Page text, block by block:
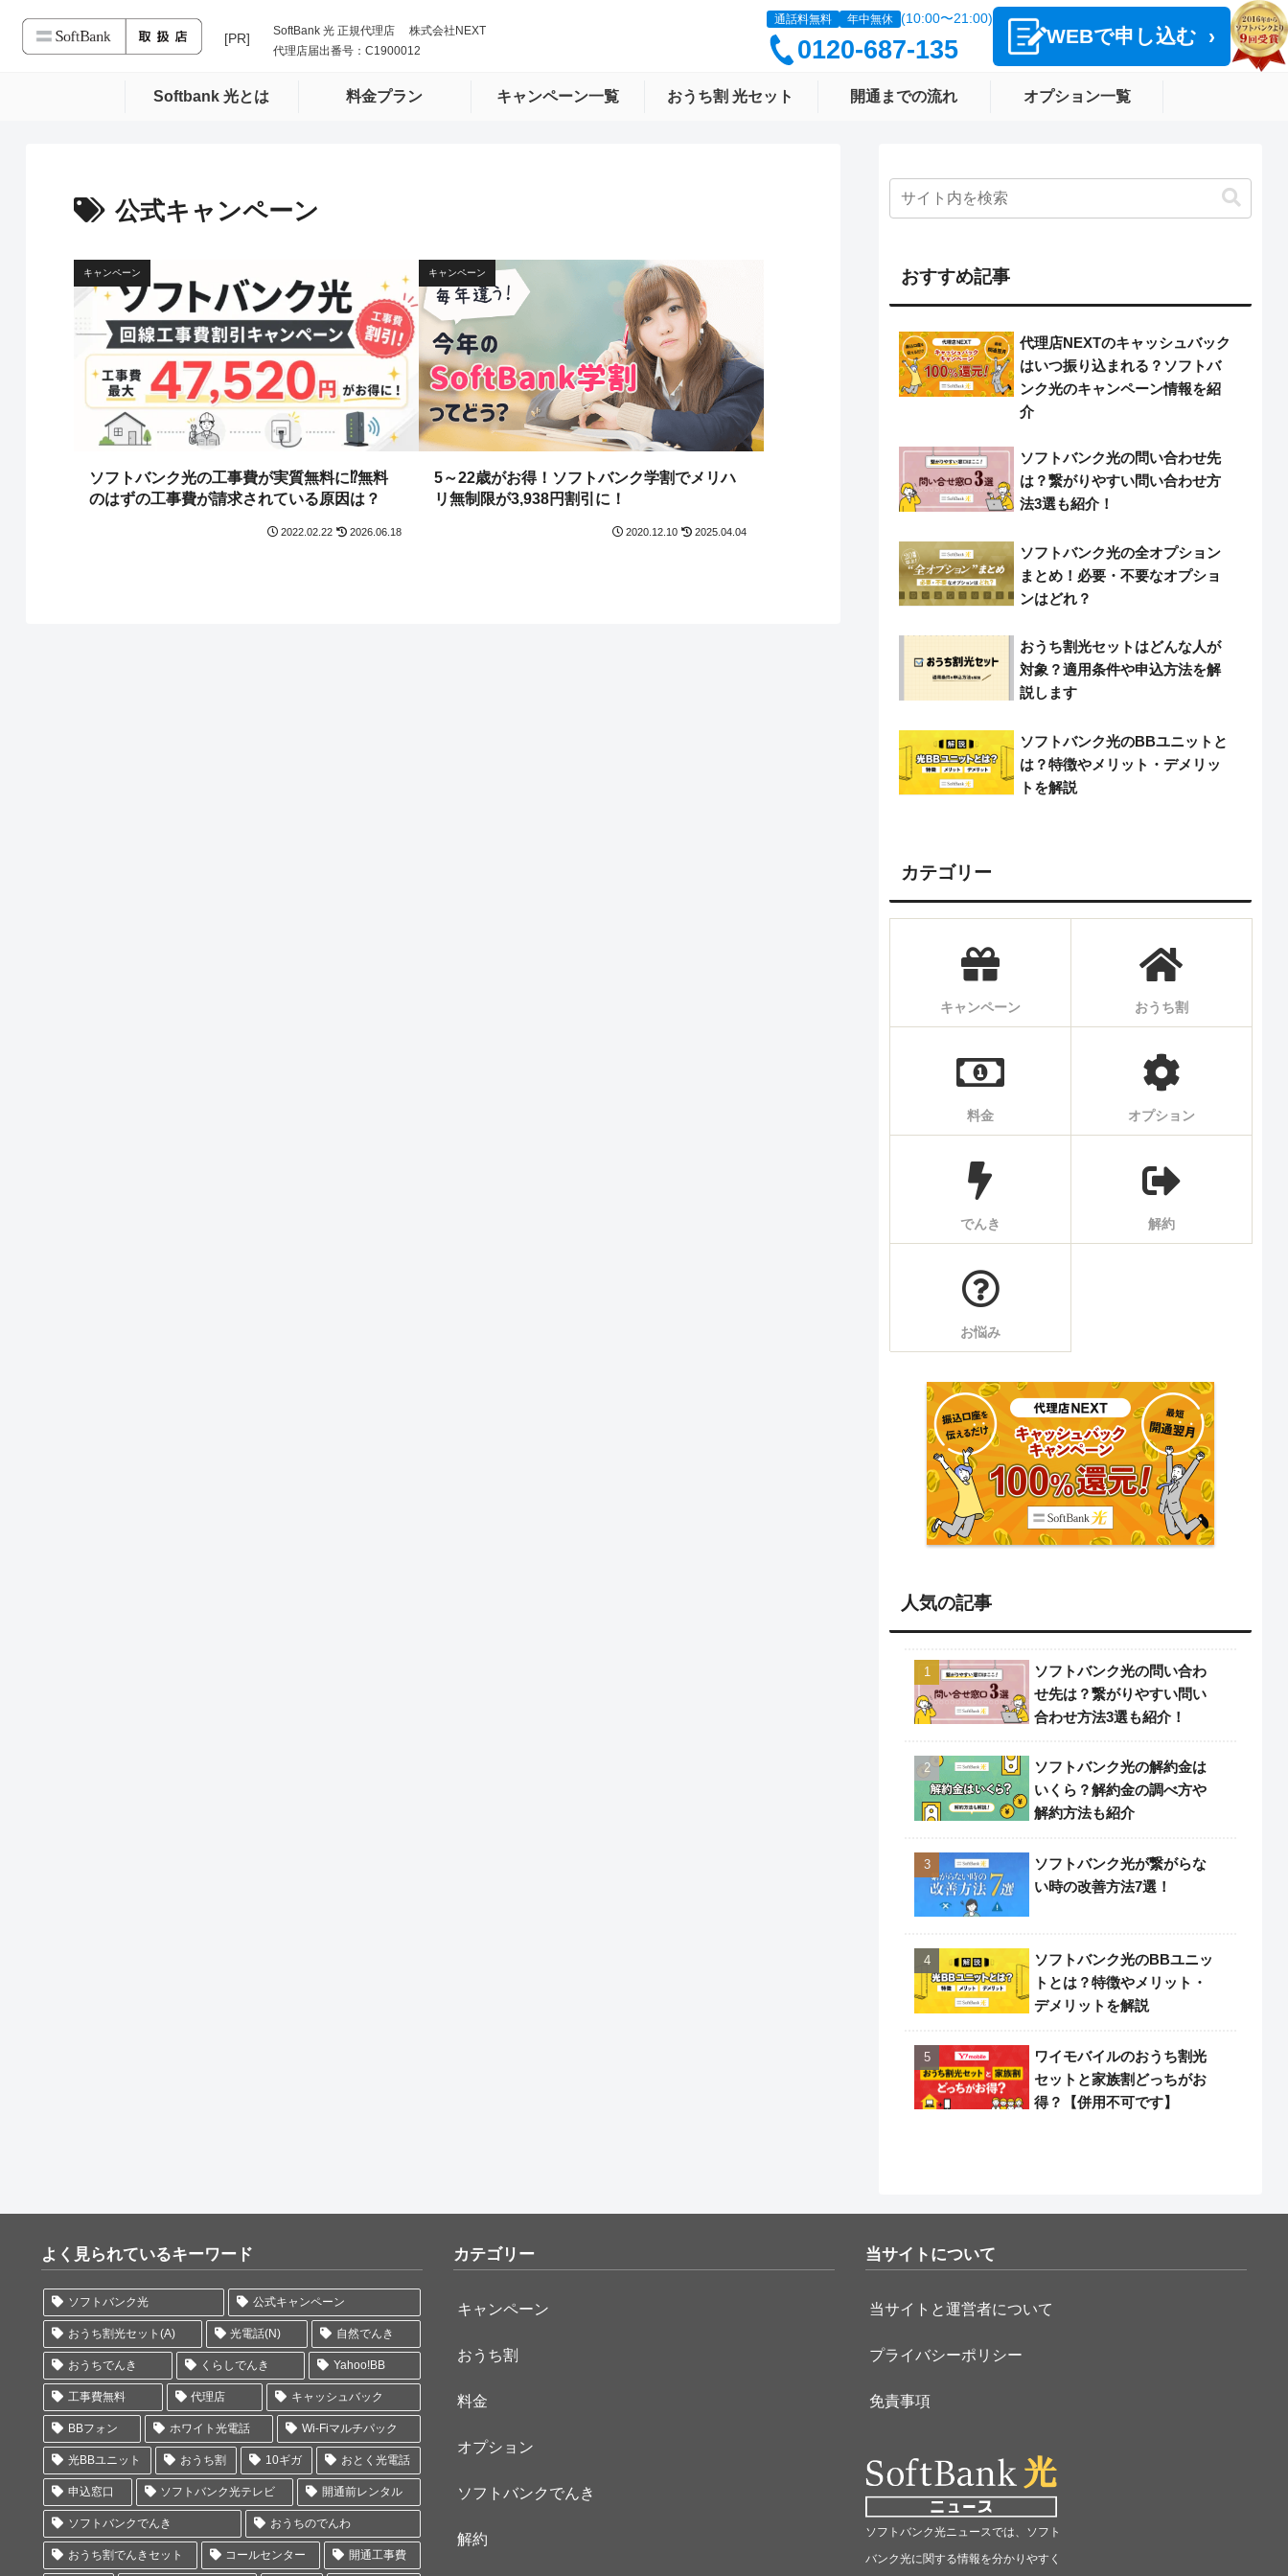
SoftBank 光 正規代理店 株式会社NEXT
代理店届出番号：C1900012
通話料無料 年中無休 (10:00〜21:00)
0120-687-135 WEBで申し込む ›
Softbank 光とは 料金プラン キャンペーン一覧 おうち割 光セット 開通までの流れ オプション一覧
公式キャンペーン
キャンペーン
ソフトバンク光の工事費が実質無料に⁉無料
のはずの工事費が請求されている原因は？
2022.02.22 2026.06.18
キャンペーン
5～22歳がお得！ソフトバンク学割でメリハ
リ無制限が3,938円割引に！
2020.12.10 2025.04.04
おすすめ記事
代理店NEXTのキャッシュバック
はいつ振り込まれる？ソフトバ
ンク光のキャンペーン情報を紹
介
ソフトバンク光の問い合わせ先
は？繋がりやすい問い合わせ方
法3選も紹介！
ソフトバンク光の全オプション
まとめ！必要・不要なオプショ
ンはどれ？
おうち割光セットはどんな人が
対象？適用条件や申込方法を解
説します
ソフトバンク光のBBユニットと
は？特徴やメリット・デメリッ
トを解説
カテゴリー
キャンペーン おうち割
料金 オプション
でんき 解約
お悩み
人気の記事
ソフトバンク光の問い合わ
せ先は？繋がりやすい問い
合わせ方法3選も紹介！
ソフトバンク光の解約金は
いくら？解約金の調べ方や
解約方法も紹介
ソフトバンク光が繋がらな
い時の改善方法7選！
ソフトバンク光のBBユニッ
トとは？特徴やメリット・
デメリットを解説
ワイモバイルのおうち割光
セットと家族割どっちがお
得？【併用不可です】
よく見られているキーワード
ソフトバンク光 公式キャンペーン
おうち割光セット(A) 光電話(N) 自然でんき
おうちでんき くらしでんき Yahoo!BB
工事費無料 代理店 キャッシュバック
BBフォン ホワイト光電話 Wi-Fiマルチパック
光BBユニット おうち割 10ギガ おとく光電話
申込窓口 ソフトバンク光テレビ 開通前レンタル
ソフトバンクでんき おうちのでんわ
おうち割でんきセット コールセンター 開通工事費
カテゴリー
キャンペーン
おうち割
料金
オプション
ソフトバンクでんき
解約
当サイトについて
当サイトと運営者について
プライバシーポリシー
免責事項
ソフトバンク光ニュースでは、ソフト
バンク光に関する情報を分かりやすく